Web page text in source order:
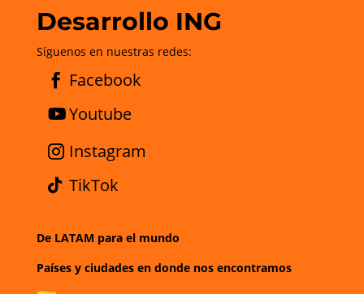
Desarrollo ING
Síguenos en nuestras redes:
Facebook
Youtube
Instagram
TikTok
De LATAM para el mundo
Países y ciudades en donde nos encontramos